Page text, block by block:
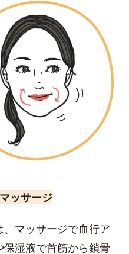
ッサージ
マッサージで血行ア
湿液で首筋から鎖骨